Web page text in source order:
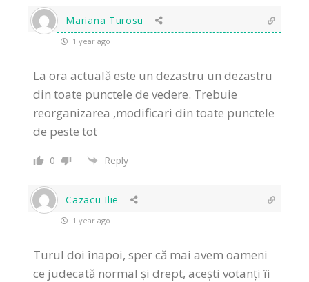
Mariana Turosu
1 year ago
La ora actuală este un dezastru un dezastru
din toate punctele de vedere. Trebuie
reorganizarea ,modificari din toate punctele
de peste tot
0 Reply
Cazacu Ilie
1 year ago
Turul doi înapoi, sper că mai avem oameni
ce judecată normal și drept, acești votanți îi